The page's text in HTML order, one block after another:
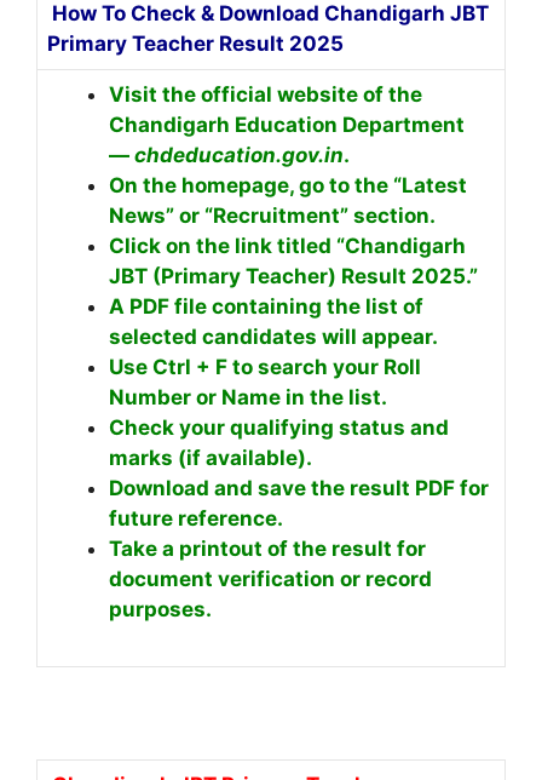
How To Check & Download Chandigarh JBT
Primary Teacher Result 2025
Visit the official website of the
Chandigarh Education Department
— chdeducation.gov.in.
On the homepage, go to the “Latest
News” or “Recruitment” section.
Click on the link titled “Chandigarh
JBT (Primary Teacher) Result 2025.”
A PDF file containing the list of
selected candidates will appear.
Use Ctrl + F to search your Roll
Number or Name in the list.
Check your qualifying status and
marks (if available).
Download and save the result PDF for
future reference.
Take a printout of the result for
document verification or record
purposes.